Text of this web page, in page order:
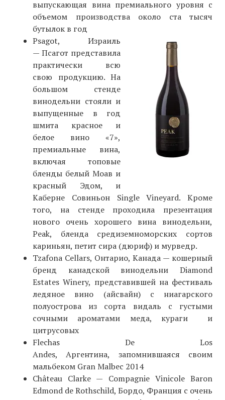
выпускающая вина премиального уровня с
объемом производства около ста тысяч
бутылок в год
Psagot, Израиль
— Псагот представила
практически всю
свою продукцию. На
большом стенде
винодельни стояли и
выпущенные в год
шмита красное и
белое вино «7»,
премиальные вина,
включая топовые
бленды белый Моав и
красный Эдом, и
Каберне Совиньон Single Vineyard. Кроме
того, на стенде проходила презентация
нового очень хорошего вина винодельни,
Peak, бленда средиземноморских сортов
кариньян, петит сира (дюриф) и мурведр.
Tzafona Cellars, Онтарио, Канада — кошерный
бренд канадской винодельни Diamond
Estates Winery, представившей на фестиваль
ледяное вино (айсвайн) с ниагарского
полуострова из сорта видаль с густыми
сочными ароматами меда, кураги и
цитрусовых
Flechas De Los
Andes, Аргентина, запомнившаяся своим
мальбеком Gran Malbec 2014
Château Clarke — Compagnie Vinicole Baron
Edmond de Rothschild, Бордо, Франция с очень